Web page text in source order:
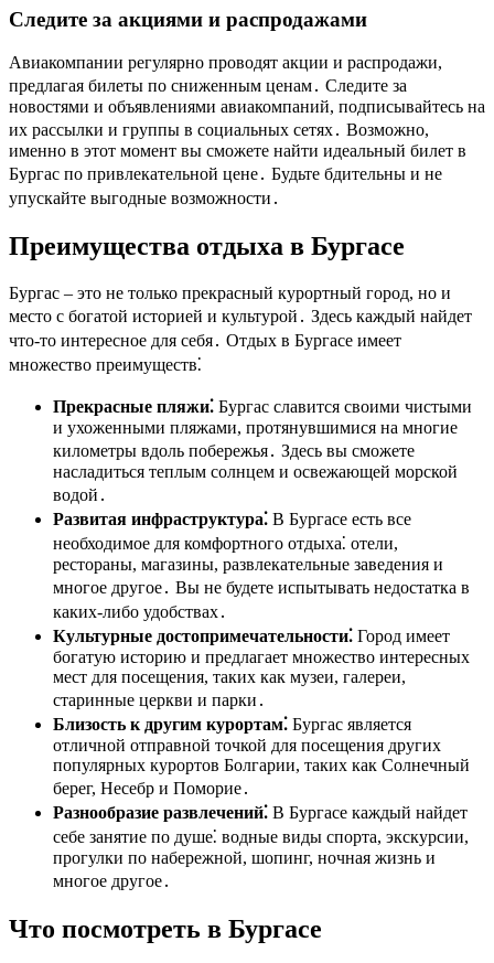
Следите за акциями и распродажами
Авиакомпании регулярно проводят акции и распродажи,
предлагая билеты по сниженным ценам․ Следите за
новостями и объявлениями авиакомпаний, подписывайтесь на
их рассылки и группы в социальных сетях․ Возможно,
именно в этот момент вы сможете найти идеальный билет в
Бургас по привлекательной цене․ Будьте бдительны и не
упускайте выгодные возможности․
Преимущества отдыха в Бургасе
Бургас – это не только прекрасный курортный город, но и
место с богатой историей и культурой․ Здесь каждый найдет
что-то интересное для себя․ Отдых в Бургасе имеет
множество преимуществ⁚
Прекрасные пляжи⁚ Бургас славится своими чистыми
и ухоженными пляжами, протянувшимися на многие
километры вдоль побережья․ Здесь вы сможете
насладиться теплым солнцем и освежающей морской
водой․
Развитая инфраструктура⁚ В Бургасе есть все
необходимое для комфортного отдыха⁚ отели,
рестораны, магазины, развлекательные заведения и
многое другое․ Вы не будете испытывать недостатка в
каких-либо удобствах․
Культурные достопримечательности⁚ Город имеет
богатую историю и предлагает множество интересных
мест для посещения, таких как музеи, галереи,
старинные церкви и парки․
Близость к другим курортам⁚ Бургас является
отличной отправной точкой для посещения других
популярных курортов Болгарии, таких как Солнечный
берег, Несебр и Поморие․
Разнообразие развлечений⁚ В Бургасе каждый найдет
себе занятие по душе⁚ водные виды спорта, экскурсии,
прогулки по набережной, шопинг, ночная жизнь и
многое другое․
Что посмотреть в Бургасе